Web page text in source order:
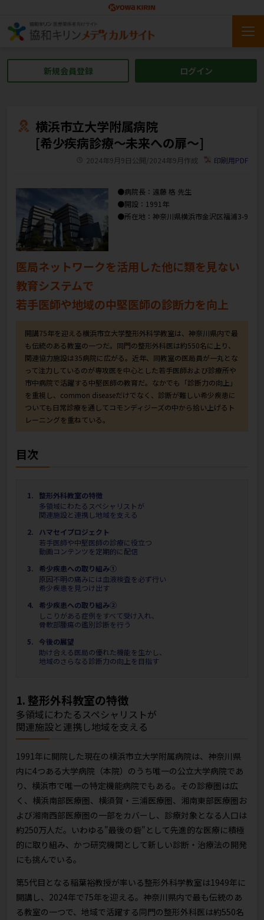
新規会員登録 ログイン
横浜市立大学附属病院
[希少疾病診療～未来への扉～]
2024年9月9日公開/2024年9月作成 印刷用PDF
●病院長：遠藤 格 先生
●開設：1991年
●所在地：神奈川県横浜市金沢区福浦3-9
医局ネットワークを活用した他に類を見ない
教育システムで
若手医師や地域の中堅医師の診断力を向上
開講75年を迎える横浜市立大学整形外科学教室は、神奈川県内で最
も伝統のある教室の一つだ。同門の整形外科医は約550名に上り、
関連協力施設は35病院に広がる。近年、同教室の医局員が一丸とな
って注力しているのが専攻医を中心とした若手医師および診療所や
市中病院で活躍する中堅医師の教育だ。なかでも「診断力の向上」
を重視し、common diseaseだけでなく、診断が難しい希少疾患に
ついても日常診療を通してコモンディジーズの中から拾い上げるト
レーニングを重ねている。
目次
整形外科教室の特徴
多領域にわたるスペシャリストが
関連施設と連携し地域を支える
ハマセイプロジェクト
若手医師や中堅医師の診療に役立つ
動画コンテンツを定期的に配信
希少疾患への取り組み①
原因不明の痛みには血液検査を必ず行い
希少疾患を見つけ出す
希少疾患への取り組み②
しこりがある症例をすべて受け入れ、
骨軟部腫瘍の鑑別診断を行う
今後の展望
助け合える医局の優れた機能を生かし、
地域のさらなる診断力の向上を目指す
1. 整形外科教室の特徴
多領域にわたるスペシャリストが
関連施設と連携し地域を支える
1991年に開院した現在の横浜市立大学附属病院は、神奈川県
内に4つある大学病院（本院）のうち唯一の公立大学病院であ
り、横浜市で唯一の特定機能病院でもある。その診療圏は広
く、横浜南部医療圏、横須賀・三浦医療圏、湘南東部医療圏お
よび湘南西部医療圏の一部をカバーし、診療対象となる人口は
約250万人だ。いわゆる"最後の砦"として先進的な医療に積極
的に取り組み、かつ研究機関として新しい診断・治療法の開発
にも挑んでいる。
第5代目となる稲葉裕教授が率いる整形外科学教室は1949年に
開講し、2024年で75年を迎える。神奈川県内で最も伝統のあ
る教室の一つで、地域で活躍する同門の整形外科医は約550名